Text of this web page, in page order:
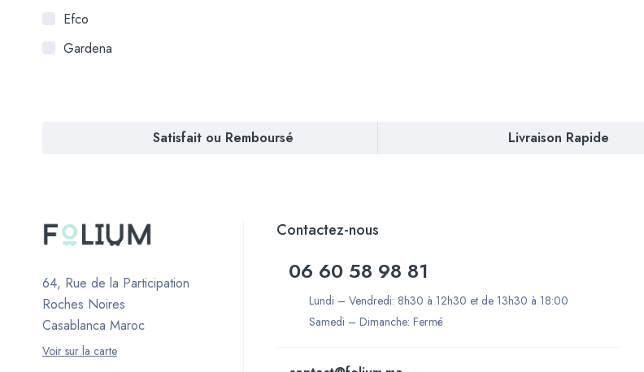
Efco
Gardena
Satisfait ou Remboursé Livraison Rapide
64, Rue de la Participation
Roches Noires
Casablanca Maroc
Voir sur la carte
Contactez-nous
06 60 58 98 81
Lundi – Vendredi: 8h30 à 12h30 et de 13h30 à 18:00
Samedi – Dimanche: Fermé